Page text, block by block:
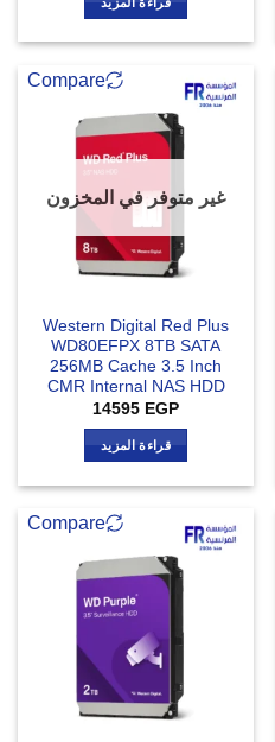
Compare
غير متوفر في المخزون
Western Digital Red Plus
WD80EFPX 8TB SATA
256MB Cache 3.5 Inch
CMR Internal NAS HDD
14595 EGP
قراءة المزيد
Compare